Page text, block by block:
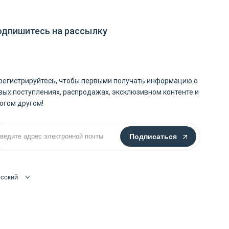
на рассылку
чтобы первыми получать информацию о
поступлениях, распродажах, эксклюзивном контенте и
другом!
Подписаться